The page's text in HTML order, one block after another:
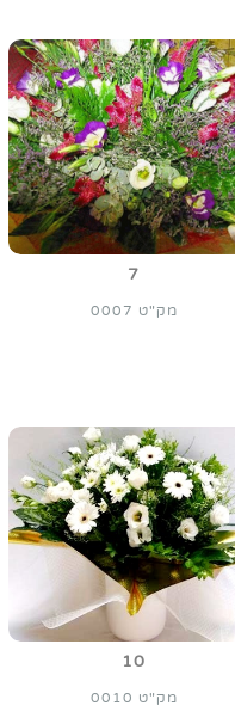
7
מק"ט 0007
10
מק"ט 0010